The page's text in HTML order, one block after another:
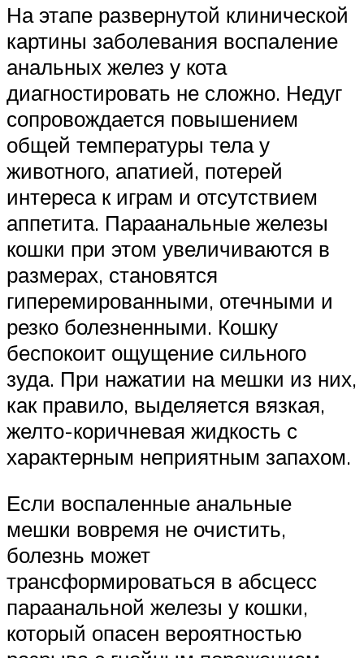
На этапе развернутой клинической
картины заболевания воспаление
анальных желез у кота
диагностировать не сложно. Недуг
сопровождается повышением
общей температуры тела у
животного, апатией, потерей
интереса к играм и отсутствием
аппетита. Параанальные железы
кошки при этом увеличиваются в
размерах, становятся
гиперемированными, отечными и
резко болезненными. Кошку
беспокоит ощущение сильного
зуда. При нажатии на мешки из них,
как правило, выделяется вязкая,
желто-коричневая жидкость с
характерным неприятным запахом.
Если воспаленные анальные
мешки вовремя не очистить,
болезнь может
трансформироваться в абсцесс
параанальной железы у кошки,
который опасен вероятностью